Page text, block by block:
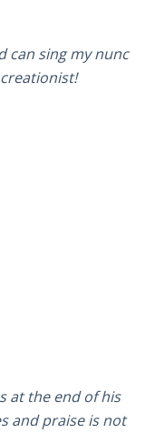
can sing my nunc
at the end of his
and praise is not